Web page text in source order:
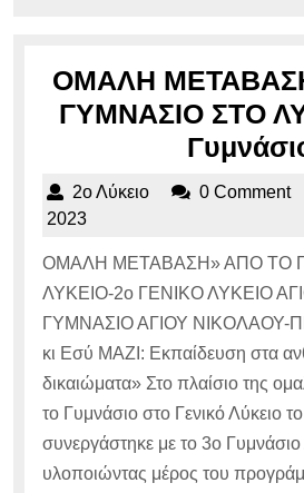
ΟΜΑΛΗ
ΓΥΜΝΑΣΙΟ ΣΤΟ
2ο Λύκειο2ο
0 Comment
202311
2023
ΟΜΑΛΗ ΜΕΤΑΒΑΣΗ» ΑΠΟ ΤΟ
ΛΥΚΕΙΟ-2ο ΓΕΝΙΚΟ ΛΥΚΕΙΟ
ΓΥΜΝΑΣΙΟ ΑΓΙΟΥ
κι Εσύ ΜΑΖΙ: Εκπαίδευση στα
δικαιώματα» Στο πλαίσιο της
το Γυμνάσιο στο Γενικό Λύκειο
συνεργάστηκε με το 3ο
υλοποιώντας μέρος του